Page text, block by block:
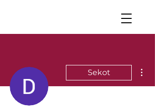
Sekot